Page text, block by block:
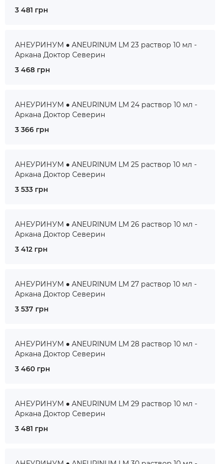
3 481 грн
АНЕУРИНУМ ● ANEURINUM LM 23 раствор 10 мл -
Аркана Доктор Северин
3 468 грн
АНЕУРИНУМ ● ANEURINUM LM 24 раствор 10 мл -
Аркана Доктор Северин
3 366 грн
АНЕУРИНУМ ● ANEURINUM LM 25 раствор 10 мл -
Аркана Доктор Северин
3 533 грн
АНЕУРИНУМ ● ANEURINUM LM 26 раствор 10 мл -
Аркана Доктор Северин
3 412 грн
АНЕУРИНУМ ● ANEURINUM LM 27 раствор 10 мл -
Аркана Доктор Северин
3 537 грн
АНЕУРИНУМ ● ANEURINUM LM 28 раствор 10 мл -
Аркана Доктор Северин
3 460 грн
АНЕУРИНУМ ● ANEURINUM LM 29 раствор 10 мл -
Аркана Доктор Северин
3 481 грн